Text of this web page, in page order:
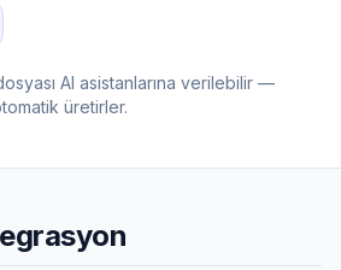
AI asistanlarına verilebilir —
üretirler.